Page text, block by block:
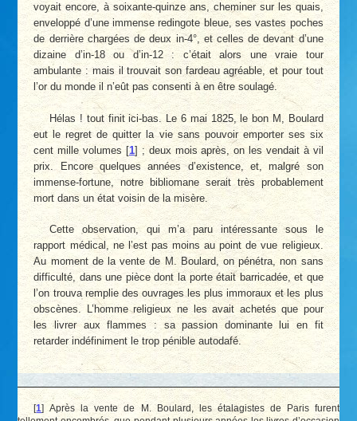
voyait encore, à soixante-quinze ans, cheminer sur les quais,
enveloppé d’une immense redingote bleue, ses vastes poches
de derrière chargées de deux in-4°, et celles de devant d’une
dizaine d’in-18 ou d’in-12 : c’était alors une vraie tour
ambulante : mais il trouvait son fardeau agréable, et pour tout
l’or du monde il n’eût pas consenti à en être soulagé.
Hélas ! tout finit ici-bas. Le 6 mai 1825, le bon M, Boulard
eut le regret de quitter la vie sans pouvoir emporter ses six
cent mille volumes [1] ; deux mois après, on les vendait à vil
prix. Encore quelques années d’existence, et, malgré son
immense-fortune, notre bibliomane serait très probablement
mort dans un état voisin de la misère.
Cette observation, qui m’a paru intéressante sous le
rapport médical, ne l’est pas moins au point de vue religieux.
Au moment de la vente de M. Boulard, on pénétra, non sans
difficulté, dans une pièce dont la porte était barricadée, et que
l’on trouva remplie des ouvrages les plus immoraux et les plus
obscènes. L’homme religieux ne les avait achetés que pour
les livrer aux flammes : sa passion dominante lui en fit
retarder indéfiniment le trop pénible autodafé.
[1]Après la vente de M. Boulard, les étalagistes de Paris furent